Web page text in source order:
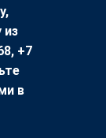
из
+7
в